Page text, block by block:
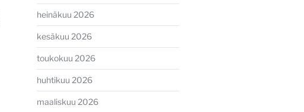
heinäkuu 2026
kesäkuu 2026
toukokuu 2026
huhtikuu 2026
maaliskuu 2026